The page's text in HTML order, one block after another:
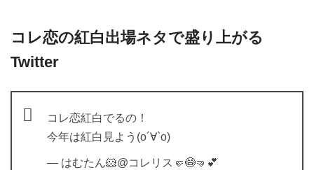
コレ恋の紅白出場ネタで盛り上がる
Twitter
コレ恋紅白でるの！
今年は紅白見よう(о´∀`о)
— はむたん🐹@コレリス🤛😷🤜💕